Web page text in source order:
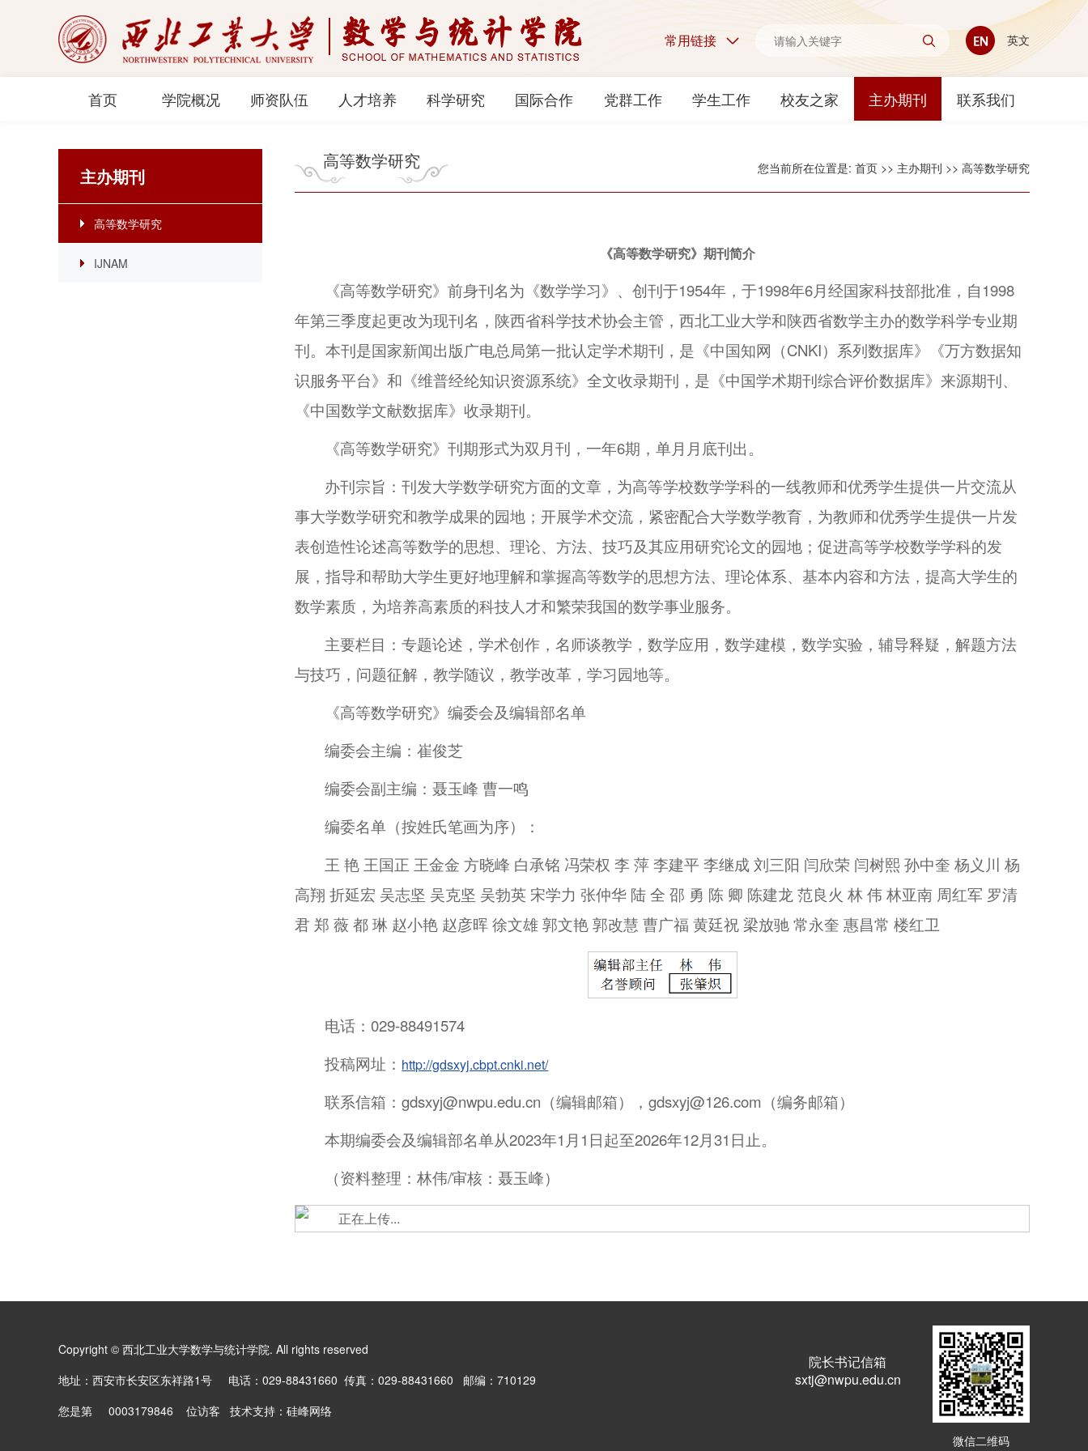
英文
常用链接
首页 学院概况 师资队伍 人才培养 科学研究 国际合作 党群工作 学生工作 校友之家 主办期刊 联系我们
主办期刊
高等数学研究
IJNAM
高等数学研究 您当前所在位置是: 首页 >> 主办期刊 >> 高等数学研究
《高等数学研究》期刊简介
《高等数学研究》前身刊名为《数学学习》、创刊于1954年，于1998年6月经国家科技部批准，自1998
年第三季度起更改为现刊名，陕西省科学技术协会主管，西北工业大学和陕西省数学主办的数学科学专业期
刊。本刊是国家新闻出版广电总局第一批认定学术期刊，是《中国知网（CNKI）系列数据库》《万方数据知
识服务平台》和《维普经纶知识资源系统》全文收录期刊，是《中国学术期刊综合评价数据库》来源期刊、
《中国数学文献数据库》收录期刊。
《高等数学研究》刊期形式为双月刊，一年6期，单月月底刊出。
办刊宗旨：刊发大学数学研究方面的文章，为高等学校数学学科的一线教师和优秀学生提供一片交流从
事大学数学研究和教学成果的园地；开展学术交流，紧密配合大学数学教育，为教师和优秀学生提供一片发
表创造性论述高等数学的思想、理论、方法、技巧及其应用研究论文的园地；促进高等学校数学学科的发
展，指导和帮助大学生更好地理解和掌握高等数学的思想方法、理论体系、基本内容和方法，提高大学生的
数学素质，为培养高素质的科技人才和繁荣我国的数学事业服务。
主要栏目：专题论述，学术创作，名师谈教学，数学应用，数学建模，数学实验，辅导释疑，解题方法
与技巧，问题征解，教学随议，教学改革，学习园地等。
《高等数学研究》编委会及编辑部名单
编委会主编：崔俊芝
编委会副主编：聂玉峰 曹一鸣
编委名单（按姓氏笔画为序）：
王 艳 王国正 王金金 方晓峰 白承铭 冯荣权 李 萍 李建平 李继成 刘三阳 闫欣荣 闫树熙 孙中奎 杨义川 杨
高翔 折延宏 吴志坚 吴克坚 吴勃英 宋学力 张仲华 陆 全 邵 勇 陈 卿 陈建龙 范良火 林 伟 林亚南 周红军 罗清
君 郑 薇 都 琳 赵小艳 赵彦晖 徐文雄 郭文艳 郭改慧 曹广福 黄廷祝 梁放驰 常永奎 惠昌常 楼红卫
电话：029-88491574
投稿网址： http://gdsxyj.cbpt.cnki.net/
联系信箱：gdsxyj@nwpu.edu.cn（编辑邮箱），gdsxyj@126.com（编务邮箱）
本期编委会及编辑部名单从2023年1月1日起至2026年12月31日止。
（资料整理：林伟/审核：聂玉峰）
微信二维码
院长书记信箱
sxtj@nwpu.edu.cn
Copyright © 西北工业大学数学与统计学院. All rights reserved
地址：西安市长安区东祥路1号 电话：029-88431660 传真：029-88431660 邮编：710129
您是第
0003179846 位访客 技术支持： 硅峰网络